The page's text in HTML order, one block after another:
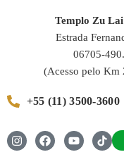
Templo Zu
Estrada
06705-
(Acesso pelo Km
+55 (11) 3500-3600